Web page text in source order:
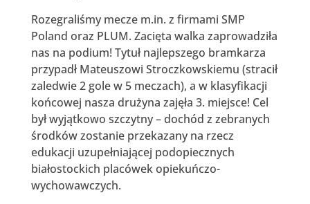
Rozegraliśmy mecze m.in. z firmami SMP
Poland oraz PLUM. Zacięta walka zaprowadziła
nas na podium! Tytuł najlepszego bramkarza
przypadł Mateuszowi Stroczkowskiemu (stracił
zaledwie 2 gole w 5 meczach), a w klasyfikacji
końcowej nasza drużyna zajęła 3. miejsce! Cel
był wyjątkowo szczytny – dochód z zebranych
środków zostanie przekazany na rzecz
edukacji uzupełniającej podopiecznych
białostockich placówek opiekuńczo-
wychowawczych.